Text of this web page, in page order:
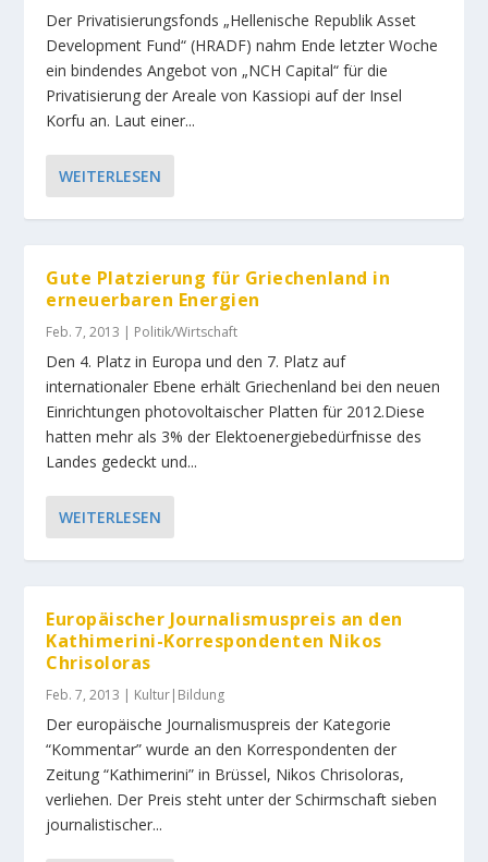
Der Privatisierungsfonds „Hellenische Republik Asset
Development Fund“ (HRADF) nahm Ende letzter Woche
ein bindendes Angebot von „NCH Capital“ für die
Privatisierung der Areale von Kassiopi auf der Insel
Korfu an. Laut einer...
WEITERLESEN
Gute Platzierung für Griechenland in
erneuerbaren Energien
Feb. 7, 2013 | Politik/Wirtschaft
Den 4. Platz in Europa und den 7. Platz auf
internationaler Ebene erhält Griechenland bei den neuen
Einrichtungen photovoltaischer Platten für 2012.Diese
hatten mehr als 3% der Elektoenergiebedürfnisse des
Landes gedeckt und...
WEITERLESEN
Europäischer Journalismuspreis an den
Kathimerini-Korrespondenten Nikos
Chrisoloras
Feb. 7, 2013 | Kultur|Bildung
Der europäische Journalismuspreis der Kategorie
“Kommentar” wurde an den Korrespondenten der
Zeitung “Kathimerini” in Brüssel, Nikos Chrisoloras,
verliehen. Der Preis steht unter der Schirmschaft sieben
journalistischer...